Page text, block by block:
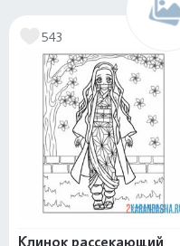
543
Клинок рассекающий